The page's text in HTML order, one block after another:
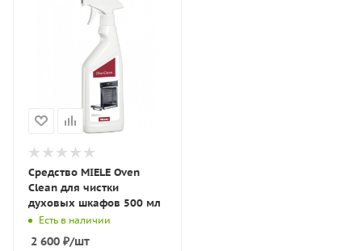
Средство MIELE Oven
Clean для чистки
духовых шкафов 500 мл
Есть в наличии
2 600 ₽/шт